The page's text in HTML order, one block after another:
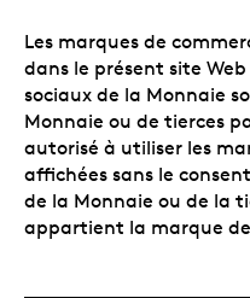
Les marques de
dans le présent site
sociaux de la Monnaie
Monnaie ou de tierces
autorisé à utiliser les
affichées sans le
de la Monnaie ou de la
appartient la marque